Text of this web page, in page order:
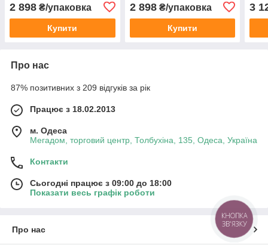
2 898 ₴/упаковка
Купити
2 898₴/упаковка
Купити
3
Про нас
87% позитивних з 209 відгуків за рік
Працює з 18.02.2013
м. Одеса
Мегадом, торговий центр, Толбухіна, 135, Одеса, Україна
Контакти
Сьогодні працює з 09:00 до 18:00
Показати весь графік роботи
Про нас
КНОПКА
ЗВ'ЯЗКУ